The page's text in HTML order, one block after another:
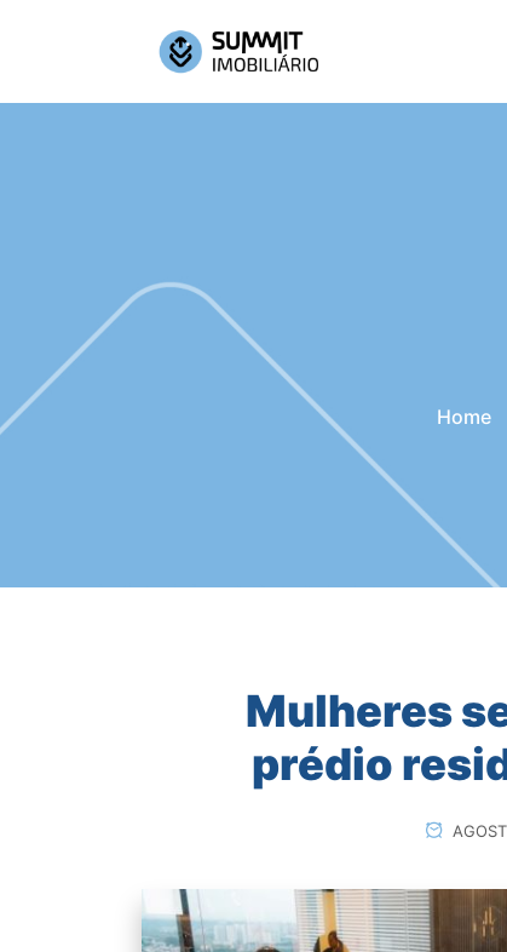
Home
Mulheres
prédio